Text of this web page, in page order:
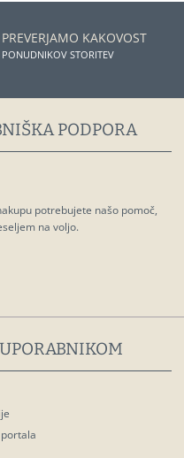
PREVERJAMO KAKOVOST
PONUDNIKOV STORITEV
PODPORA
potrebujete našo pomoč,
na voljo.